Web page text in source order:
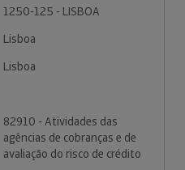
1250-125 - LISBOA
Lisboa
Lisboa
82910 - Atividades das
agências de cobranças e de
avaliação do risco de crédito